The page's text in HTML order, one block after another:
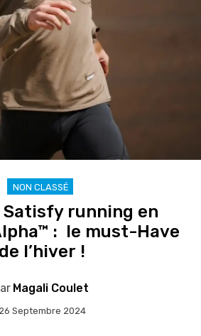
NON CLASSÉ
Satisfy running en
: le must-Have
de l’hiver !
Magali Coulet
26 Septembre 2024